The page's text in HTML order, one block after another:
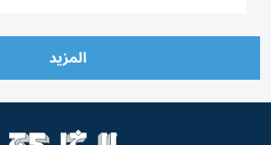
المزيد